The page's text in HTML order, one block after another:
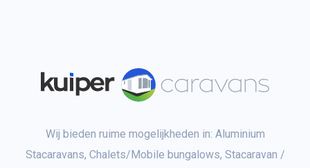
Wij bieden ruime mogelijkheden in: Aluminium
Stacaravans, Chalets/Mobile bungalows, Stacaravan /